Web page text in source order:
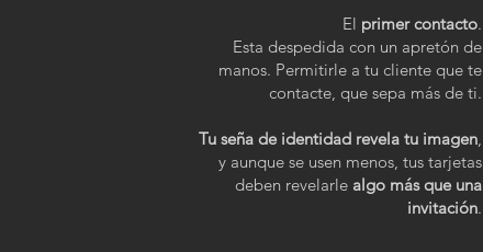
El primer contacto.
Esta despedida con un apretón de
manos. Permitirle a tu cliente que te
contacte, que sepa más de ti.
Tu seña de identidad revela tu imagen,
y aunque se usen menos, tus tarjetas
deben revelarle algo más que una
invitación.